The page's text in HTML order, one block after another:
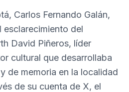
Carlos Fernando Galán,
esclarecimiento del
David Piñeros, líder
cultural que desarrollaba
de memoria en la localidad
de su cuenta de X, el